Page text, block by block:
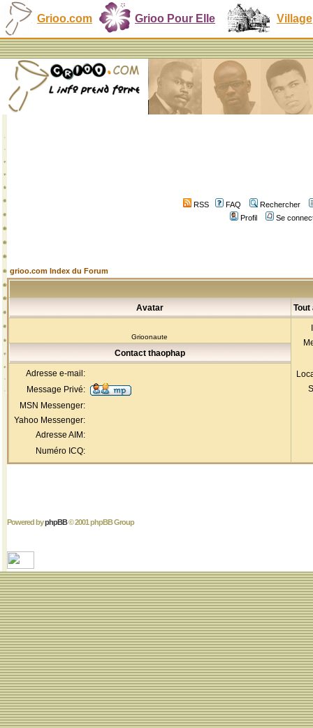
Grioo.com Grioo Pour Elle Village
RSS FAQ
Rechercher
Profil
Se
grioo.com Index du Forum
Avatar Tout
Grioonaute
Contact thaophap
Adresse e-mail:
Message Privé:
MSN Messenger:
Yahoo Messenger:
Adresse AIM:
Numéro ICQ:
Powered byphpBB© 2001 phpBB Group